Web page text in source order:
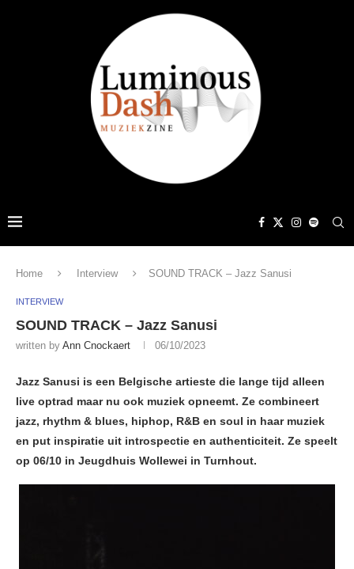
Home Interview SOUND TRACK – Jazz Sanusi
INTERVIEW
SOUND TRACK – Jazz Sanusi
written by Ann Cnockaert 06/10/2023
Jazz Sanusi is een Belgische artieste die lange tijd alleen
live optrad maar nu ook muziek opneemt. Ze combineert
jazz, rhythm & blues, hiphop, R&B en soul in haar muziek
en put inspiratie uit introspectie en authenticiteit. Ze speelt
op 06/10 in Jeugdhuis Wollewei in Turnhout.